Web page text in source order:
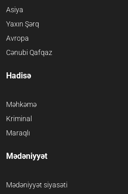
Asiya
Yaxın Şərq
Avropa
Cənubi Qafqaz
Hadisə
Məhkəmə
Kriminal
Maraqlı
Mədəniyyət
Mədəniyyət siyasəti